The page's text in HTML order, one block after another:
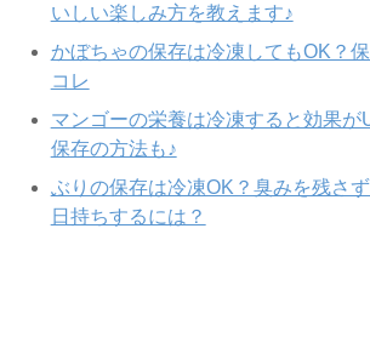
いしい楽しみ方を教えます♪
かぼちゃの保存は冷凍してもOK？
コレ
マンゴーの栄養は冷凍すると効果が
保存の方法も♪
ぶりの保存は冷凍OK？臭みを残さ
日持ちするには？